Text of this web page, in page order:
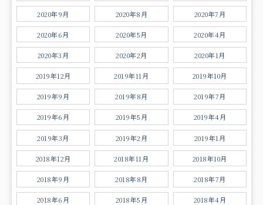
2020年9月 2020年8月 2020年7月
2020年6月 2020年5月 2020年4月
2020年3月 2020年2月 2020年1月
2019年12月 2019年11月 2019年10月
2019年9月 2019年8月 2019年7月
2019年6月 2019年5月 2019年4月
2019年3月 2019年2月 2019年1月
2018年12月 2018年11月 2018年10月
2018年9月 2018年8月 2018年7月
2018年6月 2018年5月 2018年4月